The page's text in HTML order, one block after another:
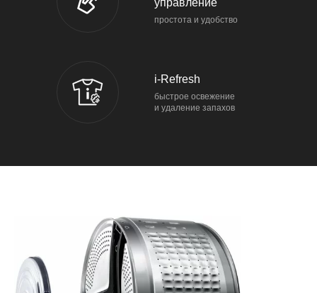
управление
простота и удобство
i-Refresh
быстрое освежение
и удаление запахов